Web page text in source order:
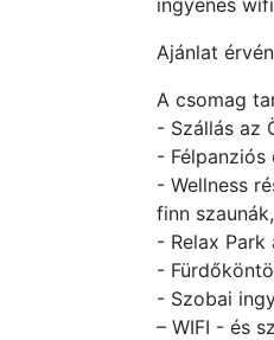
ingyenes
Ajánlat
A csomag
- Szállás az
-
- Wellness
finn
- Relax
-
- Szobai
– WIFI - és